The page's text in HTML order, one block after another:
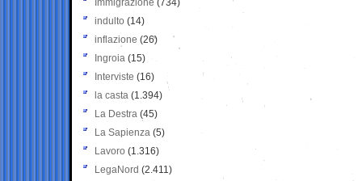
Immigrazione (734)
indulto (14)
inflazione (26)
Ingroia (15)
Interviste (16)
la casta (1.394)
La Destra (45)
La Sapienza (5)
Lavoro (1.316)
LegaNord (2.411)